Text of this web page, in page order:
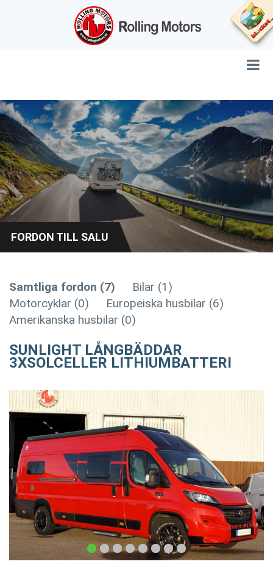
FORDON TILL SALU
Samtliga fordon (7)
Bilar (1)
Motorcyklar (0)
Europeiska husbilar (6)
Amerikanska husbilar (0)
SUNLIGHT LÅNGBÄDDAR
3XSOLCELLER LITHIUMBATTERI